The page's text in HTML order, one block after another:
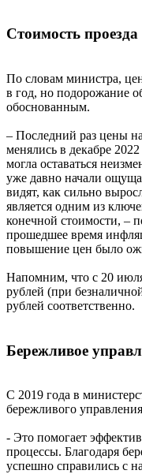
Стоимость проезда
По словам министра,
в год, но подорожание
обоснованным.
– Последний раз цены
менялись в декабре
могла оставаться
уже давно начали
видят, как сильно
является одним из
конечной стоимости, –
прошедшее время
повышение цен было
Напомним, что с 20
рублей (при
рублей соответственно.
Бережливое
С 2019 года в
бережливого
- Это помогает
процессы. Благодаря
успешно справились с